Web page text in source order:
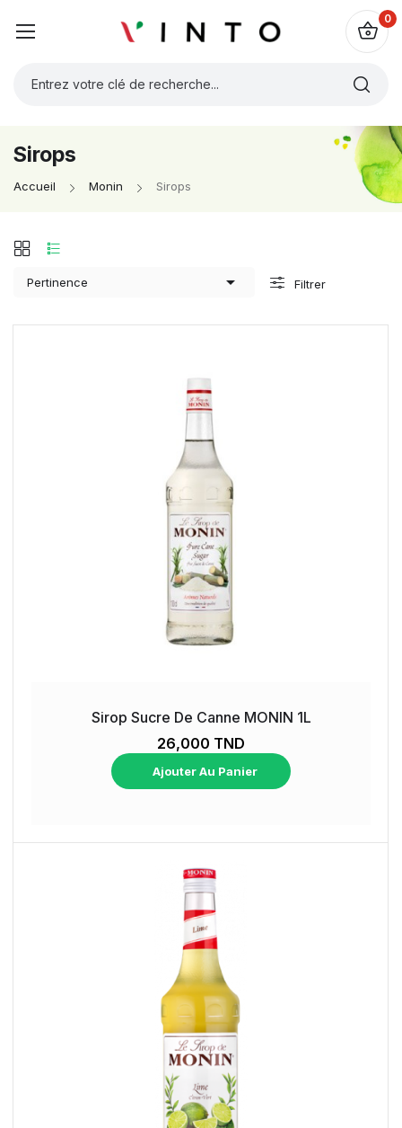
0
Sirops
Accueil Monin Sirops
Pertinence  Filtrer
Sirop Sucre De Canne MONIN 1L
26,000 TND
Ajouter Au Panier